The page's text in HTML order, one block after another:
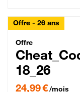
Offre - 26 ans
Offre
18_26
24,99 € par mois
24,99 €/mois